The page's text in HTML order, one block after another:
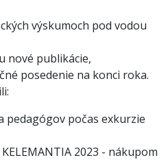
výskumoch pod vodou
nové publikácie,
posedenie na konci roka.
pedagógov počas exkurzie
2023 - nákupom